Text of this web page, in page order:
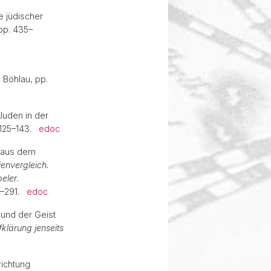
jüdischer
435–
Böhlau, pp.
in der
edoc
dem
.
edoc
der Geist
jenseits